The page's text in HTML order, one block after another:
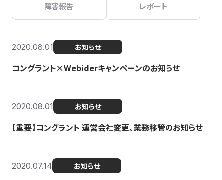
障害報告 レポート
2020.08.01 お知らせ
コングラント×Webiderキャンペーンのお知らせ
2020.08.01 お知らせ
【重要】コングラント 運営会社変更、業務移管のお知らせ
2020.07.14 お知らせ